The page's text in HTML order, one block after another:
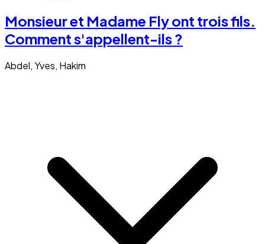
Monsieur et Madame Fly ont trois fils.
Comment s'appellent-ils ?
Abdel, Yves, Hakim